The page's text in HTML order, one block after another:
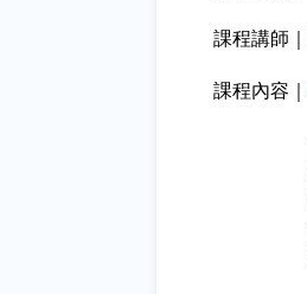
課程講師
課程內容｜
1.
2.
3.
4.
5.